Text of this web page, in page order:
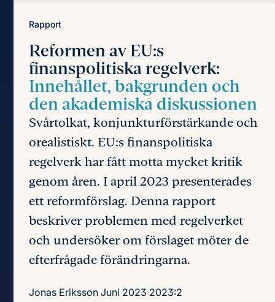
Rapport
Reformen av EU:s
finanspolitiska regelverk:
Innehållet, bakgrunden och
den akademiska diskussionen
Svårtolkat, konjunkturförstärkande och
orealistiskt. EU:s finanspolitiska
regelverk har fått motta mycket kritik
genom åren. I april 2023 presenterades
ett reformförslag. Denna rapport
beskriver problemen med regelverket
och undersöker om förslaget möter de
efterfrågade förändringarna.
Jonas Eriksson Juni 2023 2023:2